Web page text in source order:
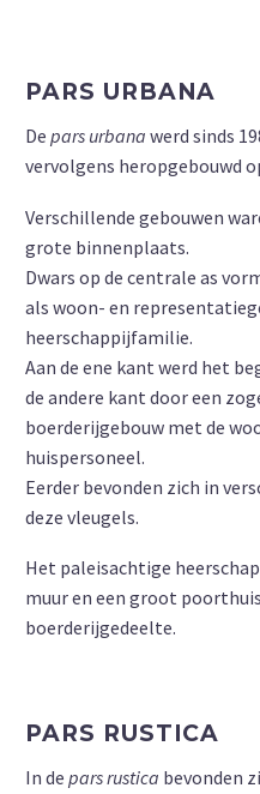
PARS URBANA
De pars urbana werd sinds
vervolgens heropgebouwd
Verschillende gebouwen
grote binnenplaats.
Dwars op de centrale as
als woon- en
heerschappijfamilie.
Aan de ene kant werd het
de andere kant door een
boerderijgebouw met de
huispersoneel.
Eerder bevonden zich in
deze vleugels.
Het paleisachtige
muur en een groot
boerderijgedeelte.
PARS RUSTICA
In de pars rustica bevonden